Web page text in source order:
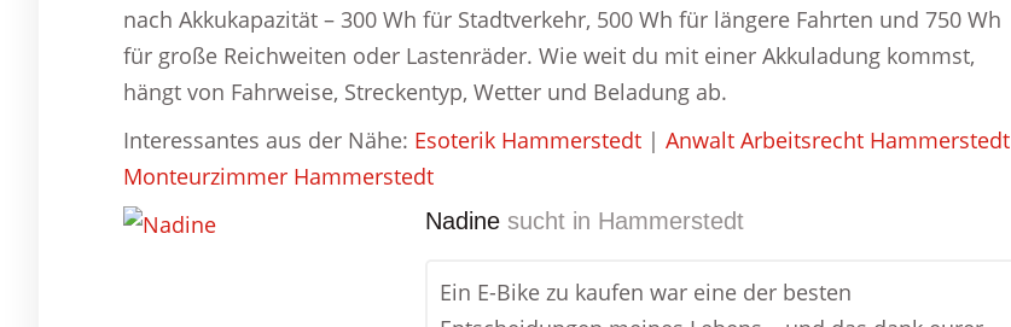
nach Akkukapazität – 300 Wh für Stadtverkehr, 500 Wh für längere Fahrten und 750 Wh
für große Reichweiten oder Lastenräder. Wie weit du mit einer Akkuladung kommst,
hängt von Fahrweise, Streckentyp, Wetter und Beladung ab.
Interessantes aus der Nähe: Esoterik Hammerstedt | Anwalt Arbeitsrecht Hammerstedt
Monteurzimmer Hammerstedt
Nadine sucht in Hammerstedt
Ein E-Bike zu kaufen war eine der besten